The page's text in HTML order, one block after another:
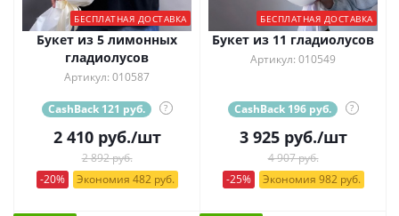
БЕСПЛАТНАЯ ДОСТАВКА
Букет из 5 лимонных
гладиолусов
Артикул: 010587
CashBack 121 руб. ?
2 410руб./шт
2 892 руб.
-20%
Экономия 482 руб.
БЕСПЛАТНАЯ ДОСТАВКА
Букет из 11 гладиолусов
Артикул: 010549
CashBack 196 руб. ?
3 925руб./шт
4 907 руб.
-25%
Экономия 982 руб.